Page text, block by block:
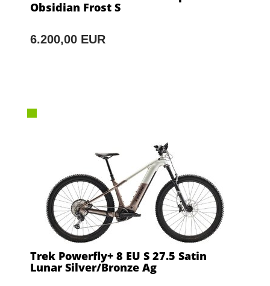
Obsidian Frost S
6.200,00 EUR
Trek Powerfly+ 8 EU S 27.5 Satin
Lunar Silver/Bronze Ag